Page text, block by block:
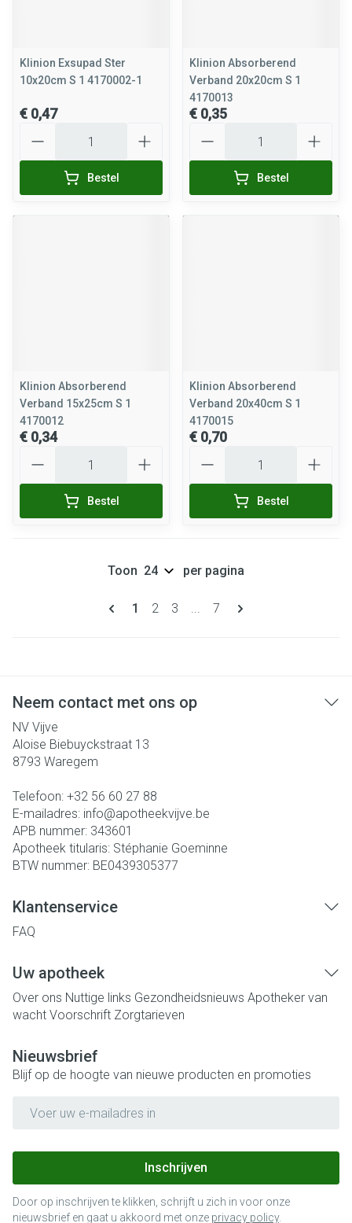
Klinion Exsupad Ster
10x20cm S 1 4170002-1
€ 0,47
Bestel
Klinion Absorberend
Verband 20x20cm S 1
4170013
€ 0,35
Bestel
Klinion Absorberend
Verband 15x25cm S 1
4170012
€ 0,34
Bestel
Klinion Absorberend
Verband 20x40cm S 1
4170015
€ 0,70
Bestel
Pagina's
U lees momenteel pagina
1 Pagina
2 Pagina
3 ... Pagina
7
Toon per pagina
Neem contact met ons op
NV Vijve
Aloise Biebuyckstraat 13
8793 Waregem
Telefoon: +32 56 60 27 88
E-mailadres: info@apotheekvijve.be
APB nummer: 343601
Apotheek titularis: Stéphanie Goeminne
BTW nummer: BE0439305377
Klantenservice
FAQ
Uw apotheek
Over ons Nuttige links Gezondheidsnieuws Apotheker van
wacht Voorschrift Zorgtarieven
Nieuwsbrief
Blijf op de hoogte van nieuwe producten en promoties
Inschrijven
Door op inschrijven te klikken, schrijft u zich in voor onze
nieuwsbrief en gaat u akkoord met onze privacy policy.